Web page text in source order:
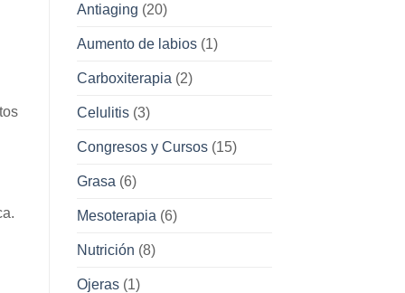
Antiaging (20)
Aumento de labios(1)
Carboxiterapia (2)
Celulitis(3)
Congresos y Cursos(15)
Grasa (6)
Mesoterapia (6)
Nutrición (8)
Ojeras(1)